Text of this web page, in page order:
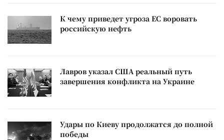
К чему приведет угроза ЕС воровать
российскую нефть
Лавров указал США реальный путь
завершения конфликта на Украине
Удары по Киеву продолжатся до полной
победы